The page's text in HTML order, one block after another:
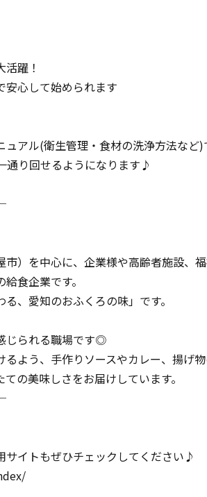
躍！
安心して始められます
アル(衛生管理・食材の洗浄方法など
通り回せるようになります♪
）を中心に、企業様や高齢者施設、
食企業です。
、愛知のおふくろの味」です。
じられる職場です◎
るよう、手作りソースやカレー、揚げ
の美味しさをお届けしています。
サイトもぜひチェックしてください♪